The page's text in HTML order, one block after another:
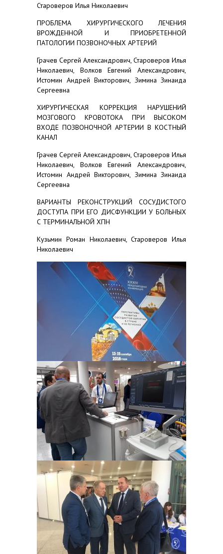
Староверов Илья Николаевич
ПРОБЛЕМА ХИРУРГИЧЕСКОГО ЛЕЧЕНИЯ
ВРОЖДЕННОЙ И ПРИОБРЕТЕННОЙ
ПАТОЛОГИИ ПОЗВОНОЧНЫХ АРТЕРИЙ
Грачев Сергей Александрович, Староверов Илья
Николаевич, Волков Евгений Александрович,
Истомин Андрей Викторович, Зимина Зинаида
Сергеевна
ХИРУРГИЧЕСКАЯ КОРРЕКЦИЯ НАРУШЕНИЙ
МОЗГОВОГО КРОВОТОКА ПРИ ВЫСОКОМ
ВХОДЕ ПОЗВОНОЧНОЙ АРТЕРИИ В КОСТНЫЙ
КАНАЛ
Грачев Сергей Александрович, Староверов Илья
Николаевич, Волков Евгений Александрович,
Истомин Андрей Викторович, Зимина Зинаида
Сергеевна
ВАРИАНТЫ РЕКОНСТРУКЦИЙ СОСУДИСТОГО
ДОСТУПА ПРИ ЕГО ДИСФУНКЦИИ У БОЛЬНЫХ
С ТЕРМИНАЛЬНОЙ ХПН
Кузьмин Роман Николаевич, Староверов Илья
Николаевич